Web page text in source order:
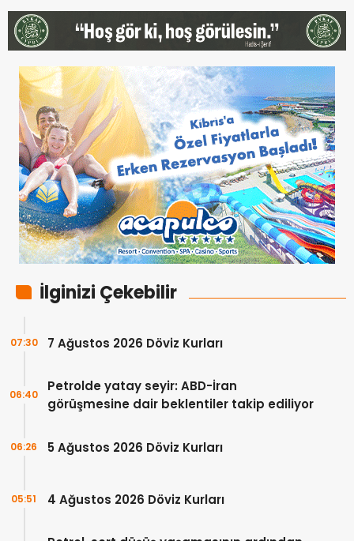
İlginizi Çekebilir
7 Ağustos 2026 Döviz Kurları
07:30
Petrolde yatay seyir: ABD-İran
görüşmesine dair beklentiler takip ediliyor
06:40
5 Ağustos 2026 Döviz Kurları
06:26
4 Ağustos 2026 Döviz Kurları
05:51